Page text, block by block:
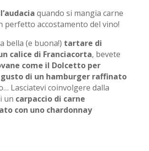
quando si mangia carne
perfetto accostamento del vino!
bella (e buona!) tartare di
calice di Franciacorta, bevete
come il Dolcetto per
di un hamburger raffinato
Lasciatevi coinvolgere dalla
un carpaccio di carne
con uno chardonnay